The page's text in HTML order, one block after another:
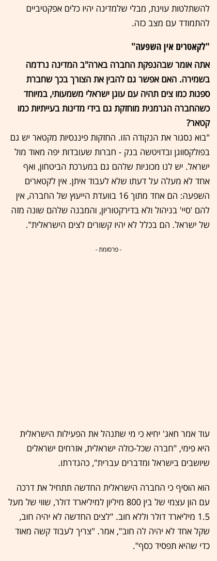
להשתלטות עוינת, מבלי שלמדינה יהיו כלים אפקטיביים
להתמודד עם מצב כזה.
"לקאטרים אין השפעה"
אתה אומר שבהנפקת החברה בארה"ב המדינה נרדמה
בשמירה. האם אפשר גם להבין את הצורך בכך שחברת
ספנות כמו צים תהיה עם עוגן ישראלי משמעותי, במיוחד
כשהחברה הגרמנית מוחזקת גם בידי מדינות בעייתיות כמו
קטאר?
"בוא נסגור את הנקודה הזו. החזקות פיננסיות מקטאר יש גם
בפולקסווגן ובדויטשה בנק - חברות שעובדות יפה מאוד מול
ישראל. יש לנו מכוניות שלהם גם במערכת הביטחון, ואף
אחד לא מעלה על דעתו שלא לעבוד איתן. אין לקטארים
השפעה: הם אחד מתוך 16 בוועדת הייעוץ של החברה, אין
להם 'סיי' בניהול ולא בדירקטוריון, והמבנה שלהם שונה מזה
של ישראל. הם בכלל לא יהיו קשורים לצים הישראלית".
- פרסומת -
עוד אמר חאג' יחיא כי מי שתנהל את הפעילות הישראלית
היא פימי, "חברה שכל-כולה ישראלית, אזרחים ישראלים
שיושבים בישראל ומדברים עברית", כהגדרתו.
הוא הוסיף כי החברה הישראלית החדשה תתחיל את דרכה
עם הון עצמי של בין 800 מיליון למיליארד דולר, שווי של מעל
1.5 מיליארד דולר וללא חוב. "לצים החדשה לא יהיה חוב,
שקל אחד לא יהיה לה חוב", אמר. "צריך לעבוד קשה מאוד
כדי שהיא תפסיד כסף".